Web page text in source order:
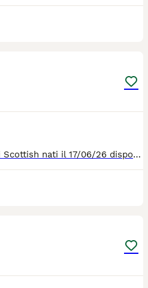
Vendo 4 bellissimi cuccioli Scottish nati il 17/06/26 disponibili dal 20/08/26 2 maschi e due femmine … verranno ceduti dopo controllo veterinario , sverminazione e prima vaccinazione … i gattini sono visibili con possibilità già da ora di scegliere quello che più fa per voi … affrettatevi!!!